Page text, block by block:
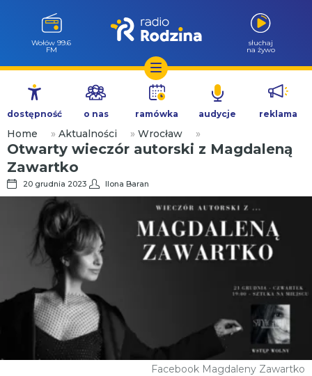
Przejdź
treści
Wołów 99.6
FM
słuchaj
na żywo
dostępność o nas ramówka audycje reklama
Home » Aktualności » Wrocław »
Otwarty wieczór autorski z Magdaleną
Zawartko
20 grudnia 2023 Ilona Baran
Facebook Magdaleny Zawartko